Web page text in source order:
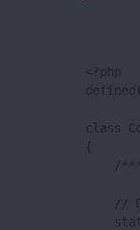
        <?php
class
/
//